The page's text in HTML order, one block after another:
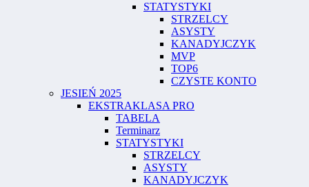
STATYSTYKI
STRZELCY
ASYSTY
KANADYJCZYK
MVP
TOP6
CZYSTE KONTO
JESIEŃ 2025
EKSTRAKLASA PRO
TABELA
Terminarz
STATYSTYKI
STRZELCY
ASYSTY
KANADYJCZYK